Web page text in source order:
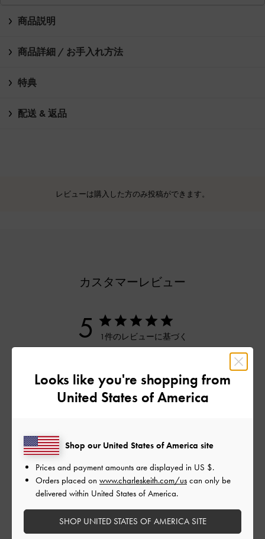
商品説明
商品詳細 / お手入れ方法
特典
配送 & 返品
レビューは購入した方のみ投稿ができます。
カスタマーレビュー
5 1件のレビューに基づく
4
0
3
0
レビューを書く
デザイン
Looks like you're shopping from
United States of America
Shop our United States of America site
Prices and payment amounts are displayed in US $.
Orders placed on www.charleskeith.com/us can only be
delivered within United States of America.
SHOP UNITED STATES OF AMERICA SITE